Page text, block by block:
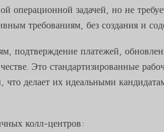
операционной задачей, но не
требованиям, без создания и
подтверждение платежей,
Это стандартизированные
что делает их идеальными
колл-центров: